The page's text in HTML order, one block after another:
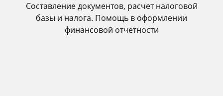
Составление документов, расчет налоговой
базы и налога. Помощь в оформлении
финансовой отчетности